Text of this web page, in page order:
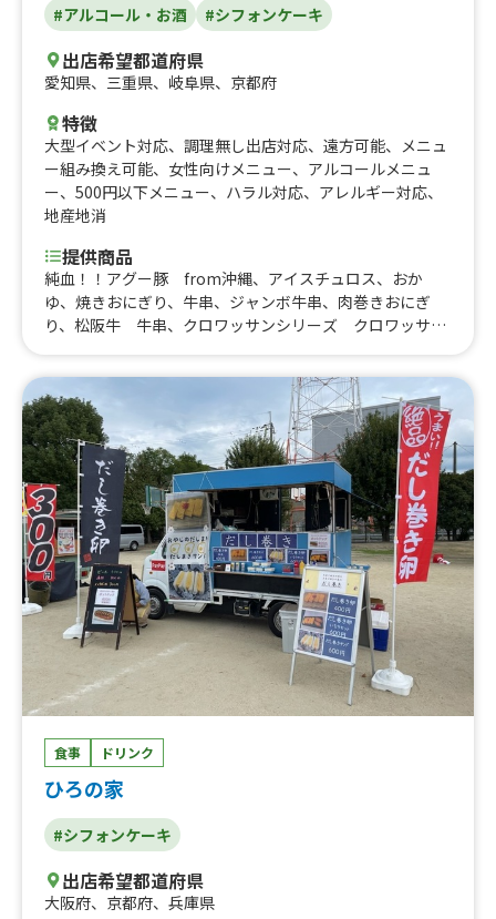
#アルコール・お酒
#シフォンケーキ
出店希望都道府県
愛知県、 三重県、 岐阜県、 京都府
特徴
大型イベント対応、 調理無し出店対応、 遠方可能、
メニュ
ー組み換え可能、 女性向けメニュー、 アルコールメニュ
ー、 500円以下メニュー、 ハラル対応、 アレルギー対応、
地産地消
提供商品
純血！！アグー豚 from沖縄、アイスチュロス、おか
ゆ、焼きおにぎり、牛串、ジャンボ牛串、肉巻きおにぎ
り、松阪牛 牛串、クロワッサンシリーズ クロワッサン
ド ベーコンチーズ、アメリカンサンド ハムチーズ、焼
きそば、ロングポテト、沖縄ブルーシールアイスクリー
ム カップ、唐揚げ(約4-6個＝重さにより)、冷たいいちご
飴、Lサイズハンバーガー 100%Beerパティ使用、Lサイ
ズテリヤキハンバーガー 100%Beerパティ使用、Lサイ
ズチーズハンバーガー 100%Beerパティ使用、Lサイズ
テリヤキチーズハンバーガー 100%Beerパティ使用、フラ
イドポテト、おしるこ、ハンバーガー、チーズハンバーガ
ー、テリヤキハンバーガー、カレーライス、ハンドメイド
オリジナルクッキー～恐竜～、ハンドメイドオリジナルク
ッキー～クリスマス～、ハンドメイドオリジナルクッキー
～ハロウイン～、ハンドメイドクッキー、冷たいりんご
飴、冷たいぶとう飴、ふわふわかき氷、スコーン、スコー
ンセット、熊本名物！！いきなり団子、熊本名物！！黒糖
焼き芋饅頭、熊本名物和菓子セット、ホイップクリーム入
ショコラシフォンケーキ、ホイップクリーム入紅茶シフォ
ンケーキ、ビール、ソフトドリンク、パン屋さんの日替わ
り菓子パン、ジャンボ黒毛和牛串焼き、フランクフルト、
パインミー、サンドイッチ、クロワッサン、クロワッサン
ドッグ、クロワッサンサンド、冷凍みかん、フォー、小籠
―、タコス、チリチーズドッグ、チリドッグ、ナチョス、
シェイク、焼鳥 なんこつ、焼鳥 ぽんちり、焼鳥 つく
食事 ドリンク
ひろの家
#シフォンケーキ
出店希望都道府県
大阪府、 京都府、 兵庫県